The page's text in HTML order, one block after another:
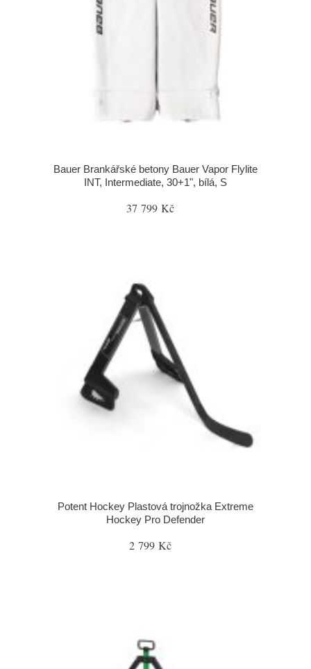
Bauer Brankářské betony Bauer Vapor Flylite
INT, Intermediate, 30+1", bílá, S
37 799 Kč
Potent Hockey Plastová trojnožka Extreme
Hockey Pro Defender
2 799 Kč